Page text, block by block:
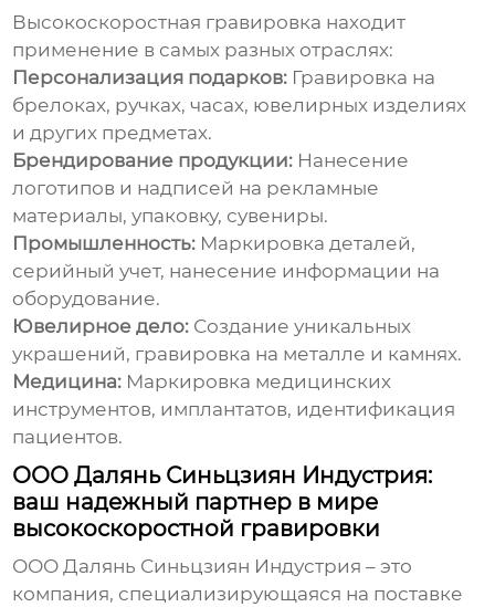
Высокоскоростная гравировка находит
применение в самых разных отраслях:
Персонализация подарков: Гравировка на
брелоках, ручках, часах, ювелирных изделиях
и других предметах.
Брендирование продукции: Нанесение
логотипов и надписей на рекламные
материалы, упаковку, сувениры.
Промышленность: Маркировка деталей,
серийный учет, нанесение информации на
оборудование.
Ювелирное дело: Создание уникальных
украшений, гравировка на металле и камнях.
Медицина: Маркировка медицинских
инструментов, имплантатов, идентификация
пациентов.
ООО Далянь Синьцзиян Индустрия:
ваш надежный партнер в мире
высокоскоростной гравировки
ООО Далянь Синьцзиян Индустрия – это
компания, специализирующаяся на поставке